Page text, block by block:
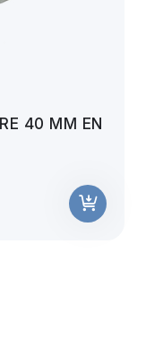
40 MM EN